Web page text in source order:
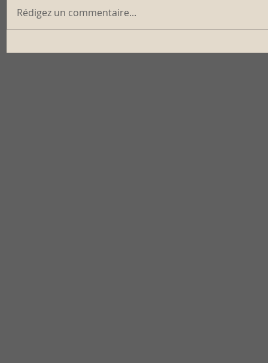
Rédigez un commentaire...